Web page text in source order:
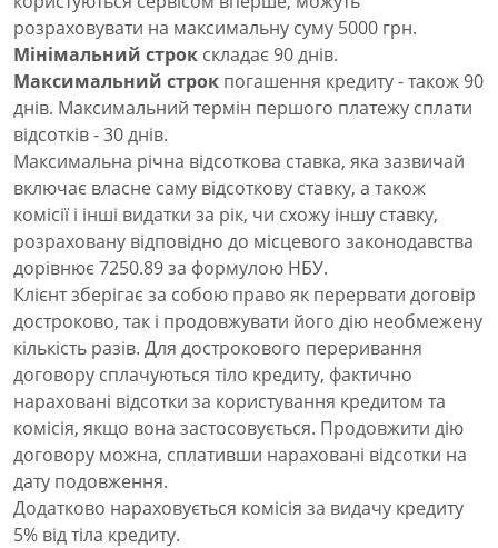
розраховувати на максимальну суму 5000 грн.
Мінімальний строк складає 90 днів.
Максимальний строк погашення кредиту - також 90
днів. Максимальний термін першого платежу сплати
відсотків - 30 днів.
Максимальна річна відсоткова ставка, яка зазвичай
включає власне саму відсоткову ставку, а також
комісії і інші видатки за рік, чи схожу іншу ставку,
розраховану відповідно до місцевого законодавства
дорівнює 7250.89 за формулою НБУ.
Клієнт зберігає за собою право як перервати договір
достроково, так і продовжувати його дію необмежену
кількість разів. Для дострокового переривання
договору сплачуються тіло кредиту, фактично
нараховані відсотки за користування кредитом та
комісія, якщо вона застосовується. Продовжити дію
договору можна, сплативши нараховані відсотки на
дату подовження.
Додатково нараховується комісія за видачу кредиту
5% від тіла кредиту.